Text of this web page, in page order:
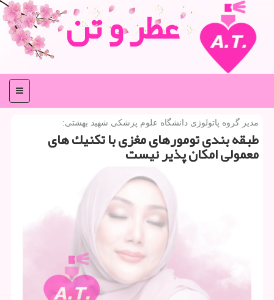
عطر و تن
منو
مدیر گروه پاتولوژی دانشگاه علوم پزشكی شهید بهشتی:
طبقه بندی تومورهای مغزی با تكنیك های
معمولی امكان پذیر نیست